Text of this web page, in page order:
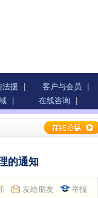
法援 客户与会员
在线咨询
的通知
发给朋友 举报